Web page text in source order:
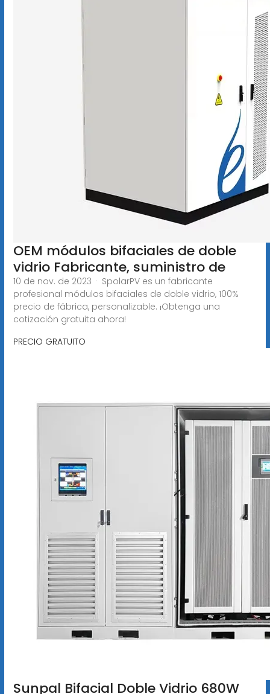
OEM módulos bifaciales de doble
vidrio Fabricante, suministro de
10 de nov. de 2023 · SpolarPV es un fabricante
profesional módulos bifaciales de doble vidrio, 100%
precio de fábrica, personalizable. ¡Obtenga una
cotización gratuita ahora!
PRECIO GRATUITO
Sunpal Bifacial Doble Vidrio 680W